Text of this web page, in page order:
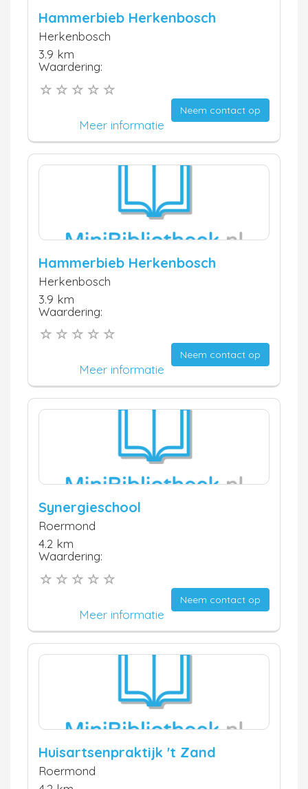
Hammerbieb Herkenbosch
Herkenbosch
3.9 km
Waardering:
Neem contact op
Meer informatie
Hammerbieb Herkenbosch
Herkenbosch
3.9 km
Waardering:
Neem contact op
Meer informatie
Synergieschool
Roermond
4.2 km
Waardering:
Neem contact op
Meer informatie
Huisartsenpraktijk 't Zand
Roermond